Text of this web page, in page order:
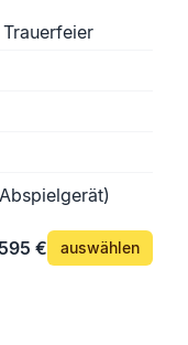
595 € auswählen